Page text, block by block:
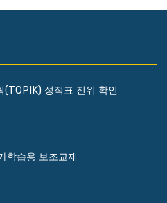
(TOPIK) 성적표 진위 확인
학습용 보조교재